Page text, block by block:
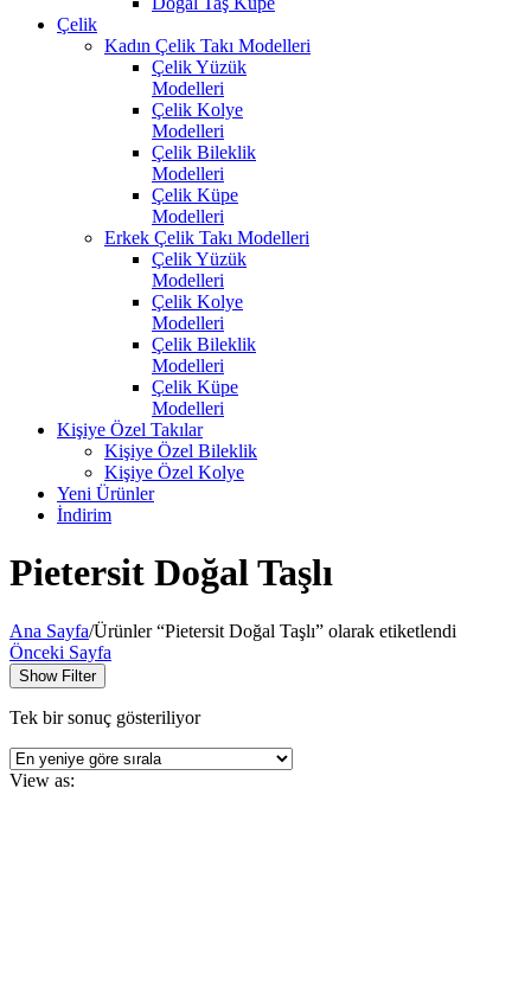
Çelik
Kadın Çelik Takı Modelleri
Çelik Yüzük
Modelleri
Çelik Kolye
Modelleri
Çelik Bileklik
Modelleri
Çelik Küpe
Modelleri
Erkek Çelik Takı Modelleri
Çelik Yüzük
Modelleri
Çelik Kolye
Modelleri
Çelik Bileklik
Modelleri
Çelik Küpe
Modelleri
Kişiye Özel Takılar
Kişiye Özel Bileklik
Kişiye Özel Kolye
Yeni Ürünler
İndirim
Pietersit Doğal Taşlı
Ana Sayfa/Ürünler “Pietersit Doğal Taşlı” olarak etiketlendi
Önceki Sayfa
Show Filter
Tek bir sonuç gösteriliyor
View as: